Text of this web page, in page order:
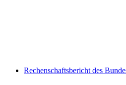
Rechenschaftsbericht des